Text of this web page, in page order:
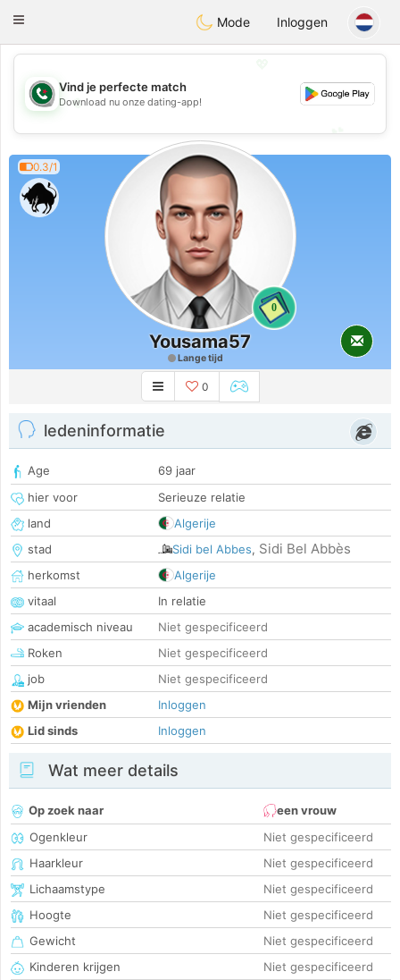
Weshrak
Toggle
Mode Inloggen
💖
💕
Vind je perfecte match
Download nu onze dating-app!
0.3/1
0
Yousama57
Lange tijd
0
ledeninformatie
Age
69 jaar
hier voor
Serieuze relatie
land
Algerije
stad
Sidi bel Abbes, Sidi Bel Abbès
herkomst
Algerije
vitaal
In relatie
academisch niveau
Niet gespecificeerd
Roken
Niet gespecificeerd
job
Niet gespecificeerd
Mijn vrienden
Inloggen
Lid sinds
Inloggen
Wat meer details
Op zoek naar
een vrouw
Ogenkleur
Niet gespecificeerd
Haarkleur
Niet gespecificeerd
Lichaamstype
Niet gespecificeerd
Hoogte
Niet gespecificeerd
Gewicht
Niet gespecificeerd
Kinderen krijgen
Niet gespecificeerd